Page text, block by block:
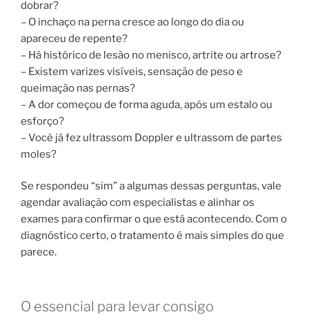
dobrar?
– O inchaço na perna cresce ao longo do dia ou
apareceu de repente?
– Há histórico de lesão no menisco, artrite ou artrose?
– Existem varizes visíveis, sensação de peso e
queimação nas pernas?
– A dor começou de forma aguda, após um estalo ou
esforço?
– Você já fez ultrassom Doppler e ultrassom de partes
moles?
Se respondeu “sim” a algumas dessas perguntas, vale
agendar avaliação com especialistas e alinhar os
exames para confirmar o que está acontecendo. Com o
diagnóstico certo, o tratamento é mais simples do que
parece.
O essencial para levar consigo